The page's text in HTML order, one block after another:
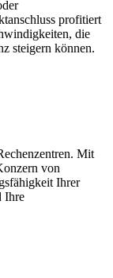
profitiert
die
steigern können.
Mit
von
Ihrer
Ihre